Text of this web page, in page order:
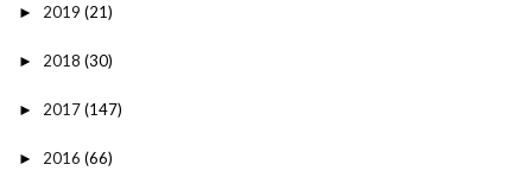
► 2019 (21)
► 2018 (30)
► 2017(147)
► 2016 (66)